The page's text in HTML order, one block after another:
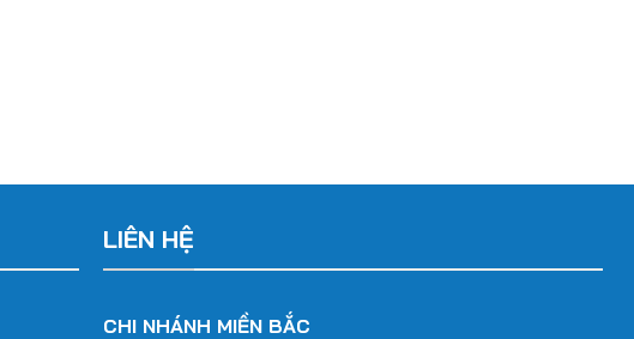
LIÊN HỆ
CHI NHÁNH MIỀN BẮC